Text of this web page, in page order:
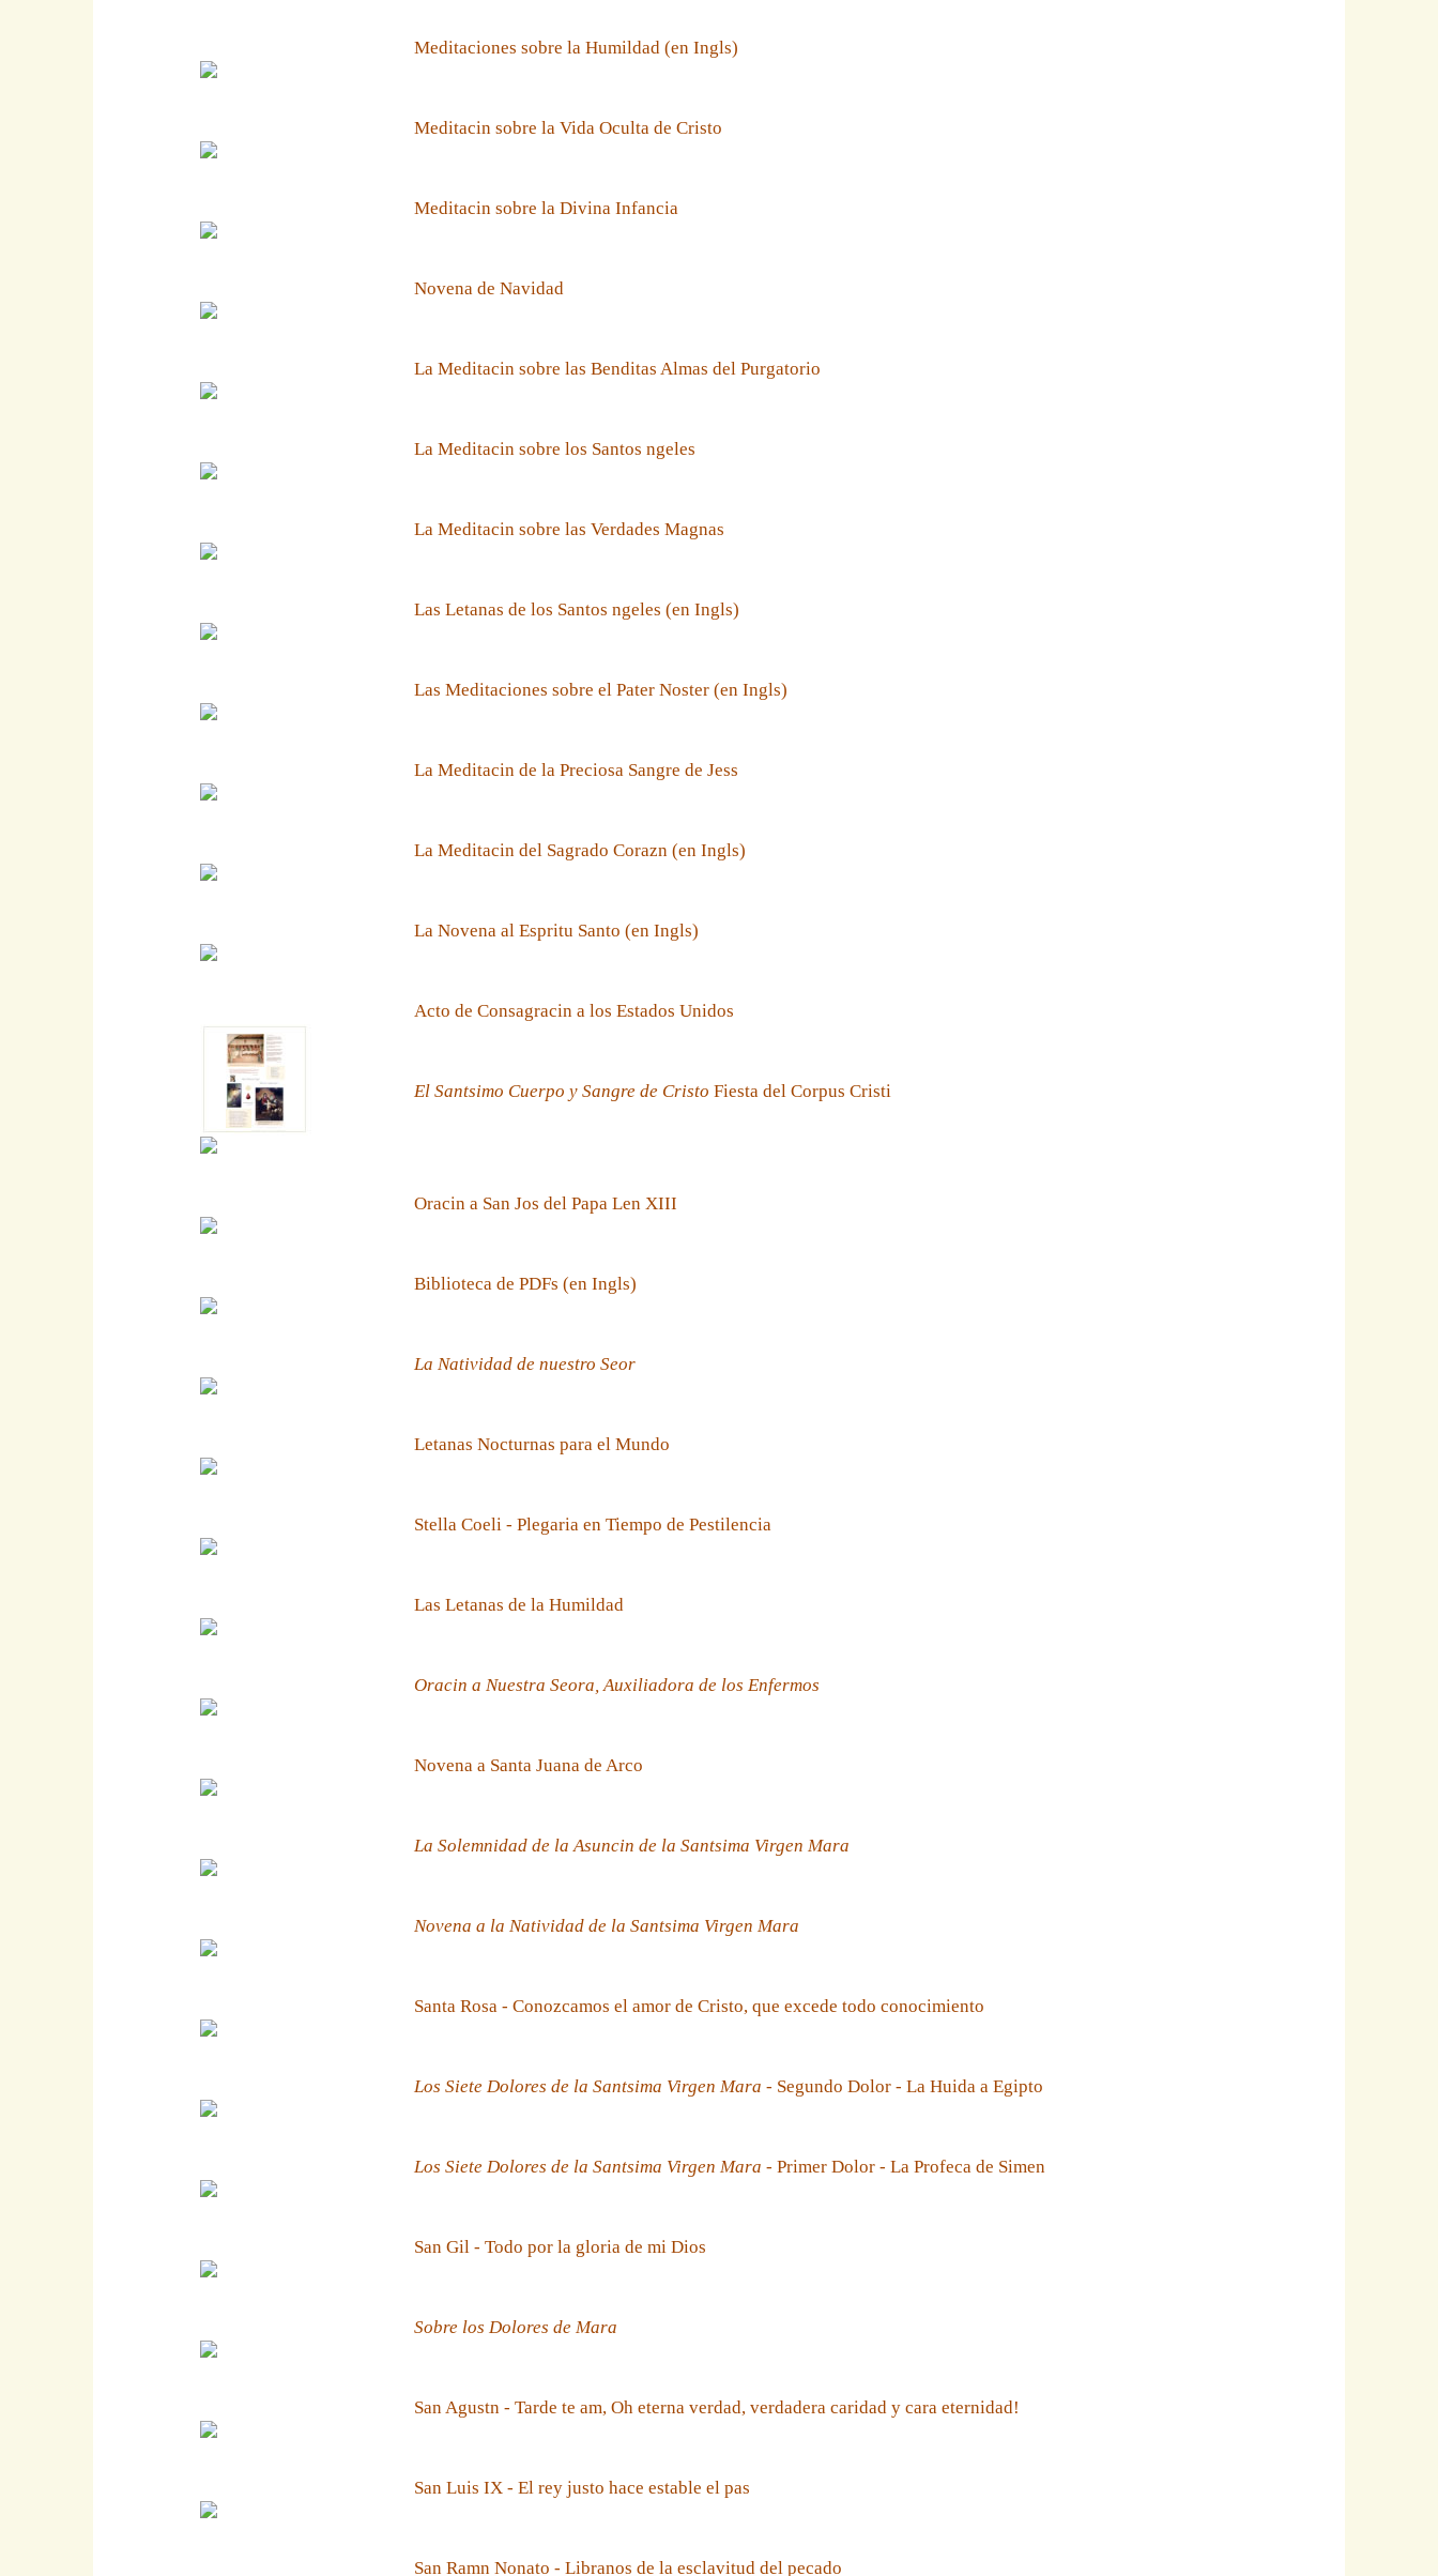
Meditaciones sobre la Humildad (en Ingls)
Meditacin sobre la Vida Oculta de Cristo
Meditacin sobre la Divina Infancia
Novena de Navidad
La Meditacin sobre las Benditas Almas del Purgatorio
La Meditacin sobre los Santos ngeles
La Meditacin sobre las Verdades Magnas
Las Letanas de los Santos ngeles (en Ingls)
Las Meditaciones sobre el Pater Noster (en Ingls)
La Meditacin de la Preciosa Sangre de Jess
La Meditacin del Sagrado Corazn (en Ingls)
La Novena al Espritu Santo (en Ingls)
Acto de Consagracin a los Estados Unidos
El Santsimo Cuerpo y Sangre de Cristo Fiesta del Corpus Cristi
Oracin a San Jos del Papa Len XIII
Biblioteca de PDFs (en Ingls)
La Natividad de nuestro Seor
Letanas Nocturnas para el Mundo
Stella Coeli - Plegaria en Tiempo de Pestilencia
Las Letanas de la Humildad
Oracin a Nuestra Seora, Auxiliadora de los Enfermos
Novena a Santa Juana de Arco
La Solemnidad de la Asuncin de la Santsima Virgen Mara
Novena a la Natividad de la Santsima Virgen Mara
Santa Rosa - Conozcamos el amor de Cristo, que excede todo conocimiento
Los Siete Dolores de la Santsima Virgen Mara - Segundo Dolor - La Huida a Egipto
Los Siete Dolores de la Santsima Virgen Mara - Primer Dolor - La Profeca de Simen
San Gil - Todo por la gloria de mi Dios
Sobre los Dolores de Mara
San Agustn - Tarde te am, Oh eterna verdad, verdadera caridad y cara eternidad!
San Luis IX - El rey justo hace estable el pas
San Ramn Nonato - Libranos de la esclavitud del pecado